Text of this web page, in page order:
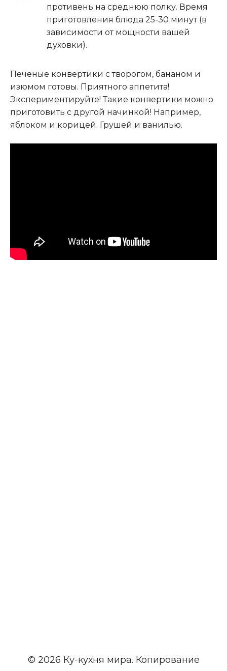
противень на среднюю полку. Время
приготовления блюда 25-30 минут (в
зависимости от мощности вашей
духовки).
Печеные конвертики с творогом, бананом и
изюмом готовы. Приятного аппетита!
Экспериментируйте! Такие конвертики можно
приготовить с другой начинкой! Например,
яблоком и корицей. Грушей и ванилью.
© 2026 Ку-кухня мира. Копирование